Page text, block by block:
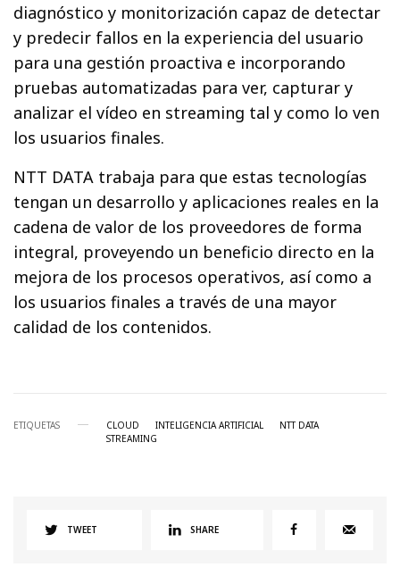
diagnóstico y monitorización capaz de detectar
y predecir fallos en la experiencia del usuario
para una gestión proactiva e incorporando
pruebas automatizadas para ver, capturar y
analizar el vídeo en streaming tal y como lo ven
los usuarios finales.
NTT DATA trabaja para que estas tecnologías
tengan un desarrollo y aplicaciones reales en la
cadena de valor de los proveedores de forma
integral, proveyendo un beneficio directo en la
mejora de los procesos operativos, así como a
los usuarios finales a través de una mayor
calidad de los contenidos.
ETIQUETAS CLOUD INTELIGENCIA ARTIFICIAL
NTT DATA
STREAMING
TWEET SHARE